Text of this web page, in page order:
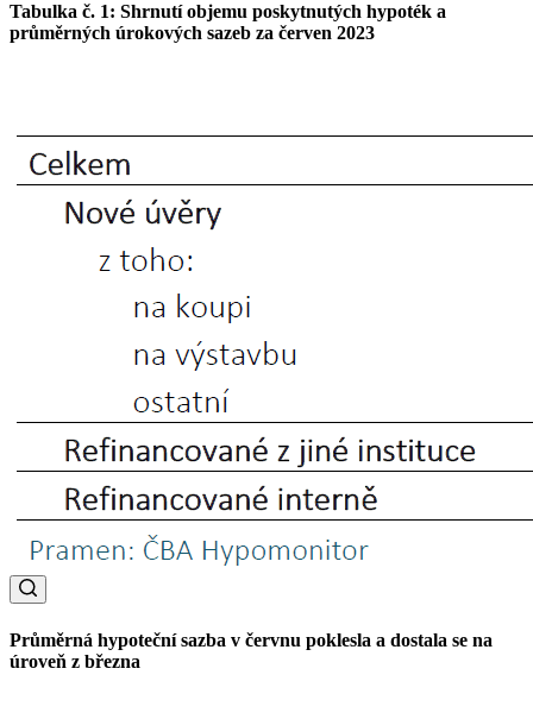
Tabulka č. 1: Shrnutí objemu poskytnutých hypoték a
průměrných úrokových sazeb za červen 2023
Průměrná hypoteční sazba v červnu poklesla a dostala se na
úroveň z března